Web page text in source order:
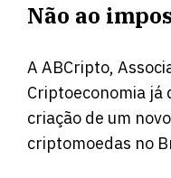
Não ao
A ABCripto,
Criptoeconomia já
criação de um
criptomoedas no